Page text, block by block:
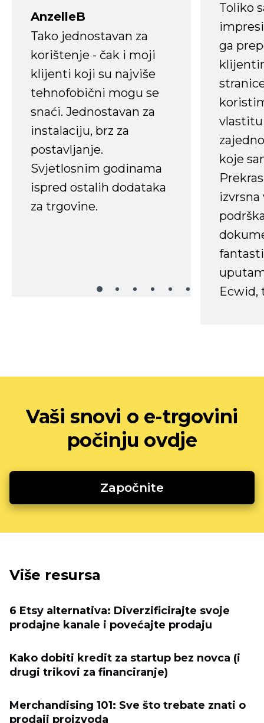
AnzelleB
Tako jednostavan za
korištenje - čak i moji
klijenti koji su najviše
tehnofobični mogu se
snaći. Jednostavan za
instalaciju, brz za
postavljanje.
Svjetlosnim godinama
ispred ostalih dodataka
za trgovine.
Toliko
ga
koje
Ecwid,
Vaši snovi o e-trgovini
počinju ovdje
Započnite
Više resursa
6 Etsy alternativa: Diverzificirajte svoje
prodajne kanale i povećajte prodaju
Kako dobiti kredit za startup bez novca (i
drugi trikovi za financiranje)
Merchandising 101: Sve što trebate znati o
prodaji proizvoda